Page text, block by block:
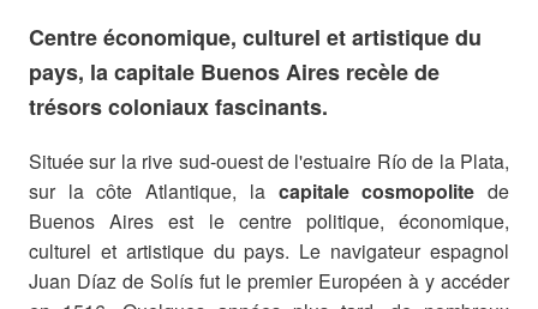
Centre économique, culturel et artistique du
pays, la capitale Buenos Aires recèle de
trésors coloniaux fascinants.
Située sur la rive sud-ouest de l'estuaire Río de la Plata,
sur la côte Atlantique, la capitale cosmopolite de
Buenos Aires est le centre politique, économique,
culturel et artistique du pays. Le navigateur espagnol
Juan Díaz de Solís fut le premier Européen à y accéder